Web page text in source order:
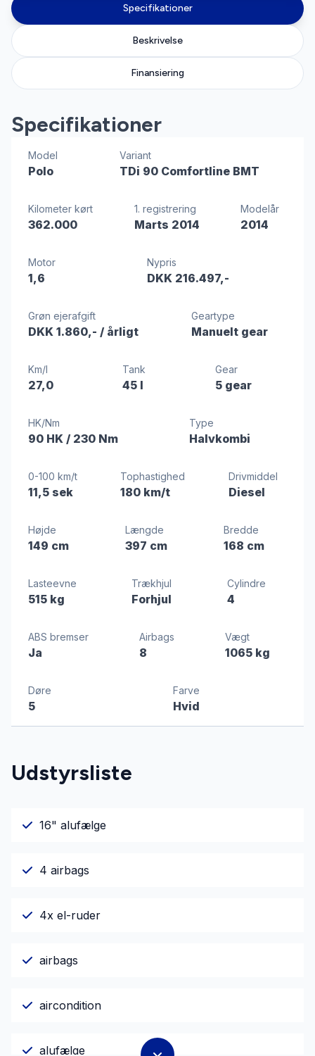
Specifikationer
Beskrivelse
Finansiering
Specifikationer
Model
Polo
Variant
TDi 90 Comfortline BMT
Kilometer kørt
362.000
1. registrering
Marts 2014
Modelår
2014
Motor
1,6
Nypris
DKK 216.497,-
Grøn ejerafgift
DKK 1.860,- / årligt
Geartype
Manuelt gear
Km/l
27,0
Tank
45 l
Gear
5 gear
HK/Nm
90 HK / 230 Nm
Type
Halvkombi
0-100 km/t
11,5 sek
Tophastighed
180 km/t
Drivmiddel
Diesel
Højde
149 cm
Længde
397 cm
Bredde
168 cm
Lasteevne
515 kg
Trækhjul
Forhjul
Cylindre
4
ABS bremser
Ja
Airbags
8
Vægt
1065 kg
Døre
5
Farve
Hvid
Udstyrsliste
16" alufælge
4 airbags
4x el-ruder
airbags
aircondition
alufælge